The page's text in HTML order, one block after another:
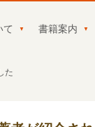
て 書籍案内
た